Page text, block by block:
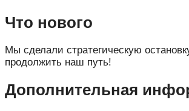
Что нового
Мы сделали стратегическую
продолжить наш путь!
Дополнительная